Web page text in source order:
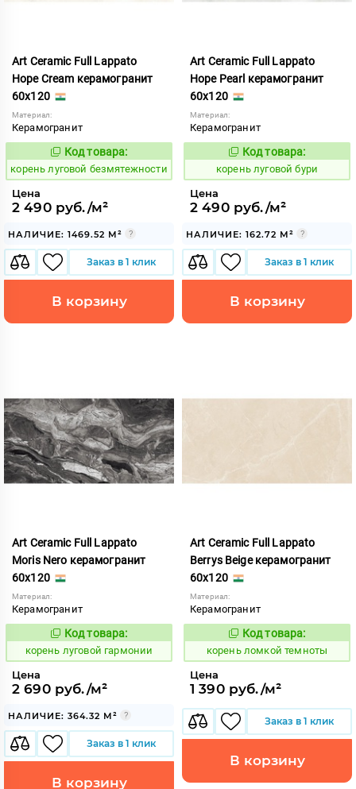
Art Ceramic Full Lappato
Hope Cream керамогранит
60x120
Материал:
Керамогранит
787379
Код товара:
корень луговой безмятежности
Цена
2 490 руб./м²
НАЛИЧИЕ: 1469.52 М²
Заказ в 1 клик
В корзину
Art Ceramic Full Lappato
Hope Pearl керамогранит
60x120
Материал:
Керамогранит
787380
Код товара:
корень луговой бури
Цена
2 490 руб./м²
НАЛИЧИЕ: 162.72 М²
Заказ в 1 клик
В корзину
Art Ceramic Full Lappato
Moris Nero керамогранит
60x120
Материал:
Керамогранит
787391
Код товара:
корень луговой гармонии
Цена
2 690 руб./м²
НАЛИЧИЕ: 364.32 М²
Заказ в 1 клик
В корзину
Art Ceramic Full Lappato
Berrys Beige керамогранит
60x120
Материал:
Керамогранит
787352
Код товара:
корень ломкой темноты
Цена
1 390 руб./м²
Заказ в 1 клик
В корзину